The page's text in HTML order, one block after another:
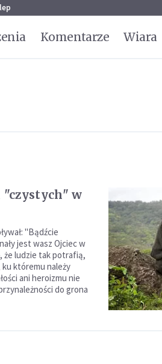
Komentarze Wiara
"czystych" w
"Bądźcie
jest wasz Ojciec w
że ludzie tak potrafią,
ku któremu należy
ani heroizmu nie
do grona